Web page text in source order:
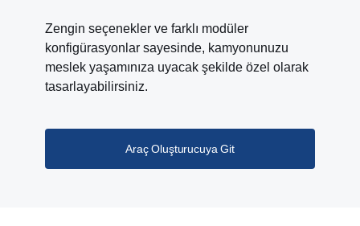
Zengin seçenekler ve farklı modüler
konfigürasyonlar sayesinde, kamyonunuzu
meslek yaşamınıza uyacak şekilde özel olarak
tasarlayabilirsiniz.
Araç Oluşturucuya Git